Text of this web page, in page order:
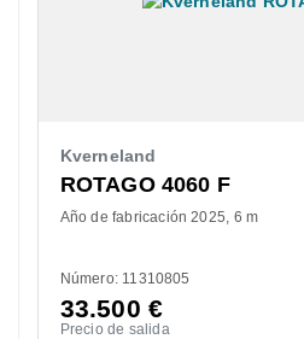
Kverneland
ROTAGO 4060 F
Año de fabricación 2025 6 m
Número: 11310805
33.500 €
Precio de salida